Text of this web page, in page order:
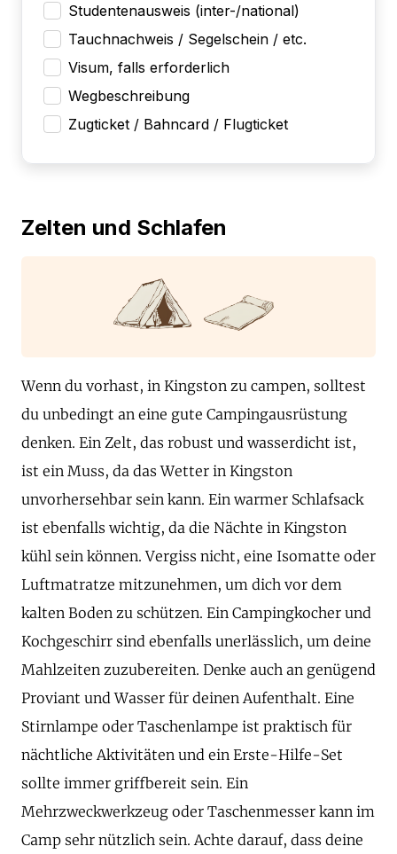
Studentenausweis (inter-/national)
Tauchnachweis / Segelschein / etc.
Visum, falls erforderlich
Wegbeschreibung
Zugticket / Bahncard / Flugticket
Zelten und Schlafen
Wenn du vorhast, in Kingston zu campen, solltest
du unbedingt an eine gute Campingausrüstung
denken. Ein Zelt, das robust und wasserdicht ist,
ist ein Muss, da das Wetter in Kingston
unvorhersehbar sein kann. Ein warmer Schlafsack
ist ebenfalls wichtig, da die Nächte in Kingston
kühl sein können. Vergiss nicht, eine Isomatte oder
Luftmatratze mitzunehmen, um dich vor dem
kalten Boden zu schützen. Ein Campingkocher und
Kochgeschirr sind ebenfalls unerlässlich, um deine
Mahlzeiten zuzubereiten. Denke auch an genügend
Proviant und Wasser für deinen Aufenthalt. Eine
Stirnlampe oder Taschenlampe ist praktisch für
nächtliche Aktivitäten und ein Erste-Hilfe-Set
sollte immer griffbereit sein. Ein
Mehrzweckwerkzeug oder Taschenmesser kann im
Camp sehr nützlich sein. Achte darauf, dass deine